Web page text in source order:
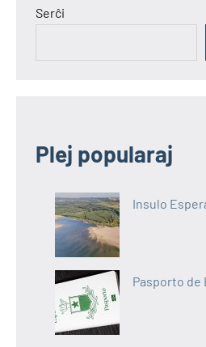
Serĉi
Plej popularaj
Insulo
Pasporto de